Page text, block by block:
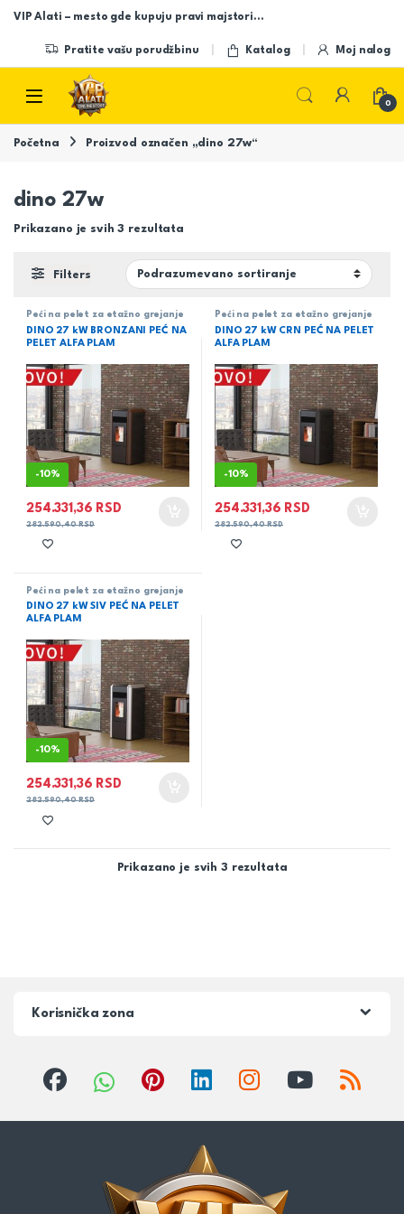
Skip to navigation
Skip to content
VIP Alati – mesto gde kupuju pravi majstori…
Pratite vašu porudžbinu Katalog Moj nalog
Open
0
Početna Proizvod označen „dino 27w“
dino 27w
Prikazano je svih 3 rezultata
Filters
Peći na pelet za etažno grejanje
DINO 27 kW BRONZANI PEĆ NA
PELET ALFA PLAM
-10%
254.331,36 RSD
282.590,40RSD
Peći na pelet za etažno grejanje
DINO 27 kW CRN PEĆ NA PELET
ALFA PLAM
-10%
254.331,36 RSD
282.590,40RSD
Peći na pelet za etažno grejanje
DINO 27 kW SIV PEĆ NA PELET
ALFA PLAM
-10%
254.331,36 RSD
282.590,40RSD
Prikazano je svih 3 rezultata
Korisnička zona